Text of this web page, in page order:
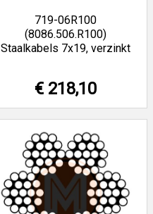
719-06R100
(8086.506.R100)
Staalkabels 7x19, verzinkt
€ 218,10